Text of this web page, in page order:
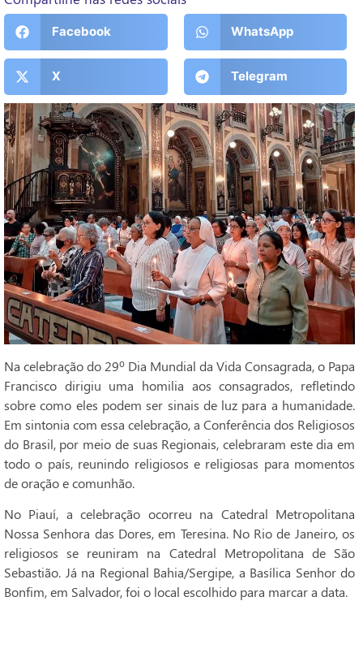
Facebook WhatsApp
X Telegram
Na celebração do 29º Dia Mundial da Vida Consagrada, o Papa
Francisco dirigiu uma homilia aos consagrados, refletindo
sobre como eles podem ser sinais de luz para a humanidade.
Em sintonia com essa celebração, a Conferência dos Religiosos
do Brasil, por meio de suas Regionais, celebraram este dia em
todo o país, reunindo religiosos e religiosas para momentos
de oração e comunhão.
No Piauí, a celebração ocorreu na Catedral Metropolitana
Nossa Senhora das Dores, em Teresina. No Rio de Janeiro, os
religiosos se reuniram na Catedral Metropolitana de São
Sebastião. Já na Regional Bahia/Sergipe, a Basílica Senhor do
Bonfim, em Salvador, foi o local escolhido para marcar a data.